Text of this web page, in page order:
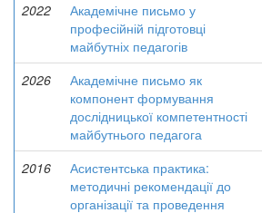
2022
Академічне письмо у
професійній підготовці
майбутніх педагогів
2026
Академічне письмо як
компонент формування
дослідницької компетентності
майбутнього педагога
2016
Асистентська практика:
методичні рекомендації до
організації та проведення